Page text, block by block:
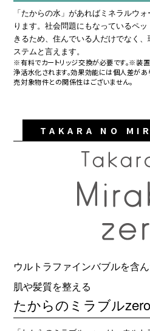
「たからの水」があればミネラルウ
ります。社会問題にもなっているペ
きるため、住んでいる人だけでなく
ステムと言えます。
※有料でカートリッジ交換が必要です。※装
浄活水化されます。効果効能には個人差があ
売対象物件との関係性はございません。
TAKARA NO
ウルトラファインバブルを含
肌や髪質を整える
たからのミラブルzero